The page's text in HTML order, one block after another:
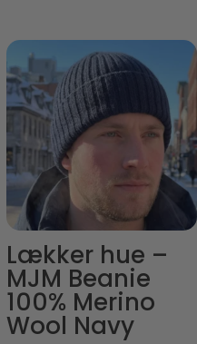
Lækker hue –
MJM Beanie
100% Merino
Wool Navy